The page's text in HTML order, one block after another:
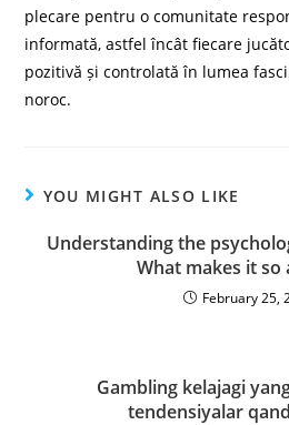
plecare pentru o comunitate
informată, astfel încât fiecare
pozitivă și controlată în lumea
noroc.
YOU MIGHT ALSO LIKE
Understanding the
What makes it so
February 25,
Gambling kelajagi
tendensiyalar